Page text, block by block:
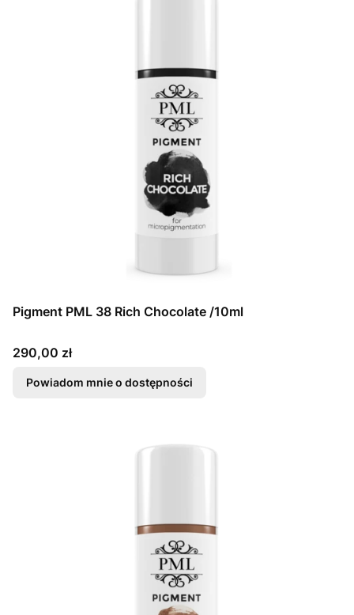
Pigment PML 38 Rich Chocolate /10ml
Cena
290,00 zł
Powiadom mnie o dostępności